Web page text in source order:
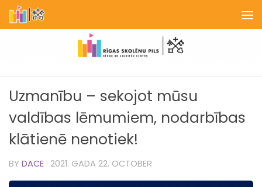
Skip to content
Uzmanību – sekojot mūsu
valdības lēmumiem, nodarbības
klātienē nenotiek!
BY DACE · 2021. GADA 22. OCTOBER